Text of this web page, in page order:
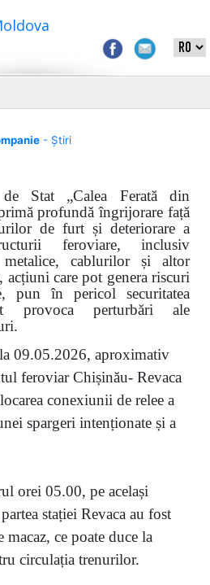
- Știri
de Stat „Calea Ferată din
profundă îngrijorare față
de furt și deteriorare a
feroviare, inclusiv
metalice, cablurilor și altor
acțiuni care pot genera riscuri
pun în pericol securitatea
provoca perturbări ale
09.05.2026, aproximativ
feroviar Chișinău- Revaca
conexiunii de relee a
spargeri intenționate și a
orei 05.00, pe același
stației Revaca au fost
macaz, ce poate duce la
circulația trenurilor.